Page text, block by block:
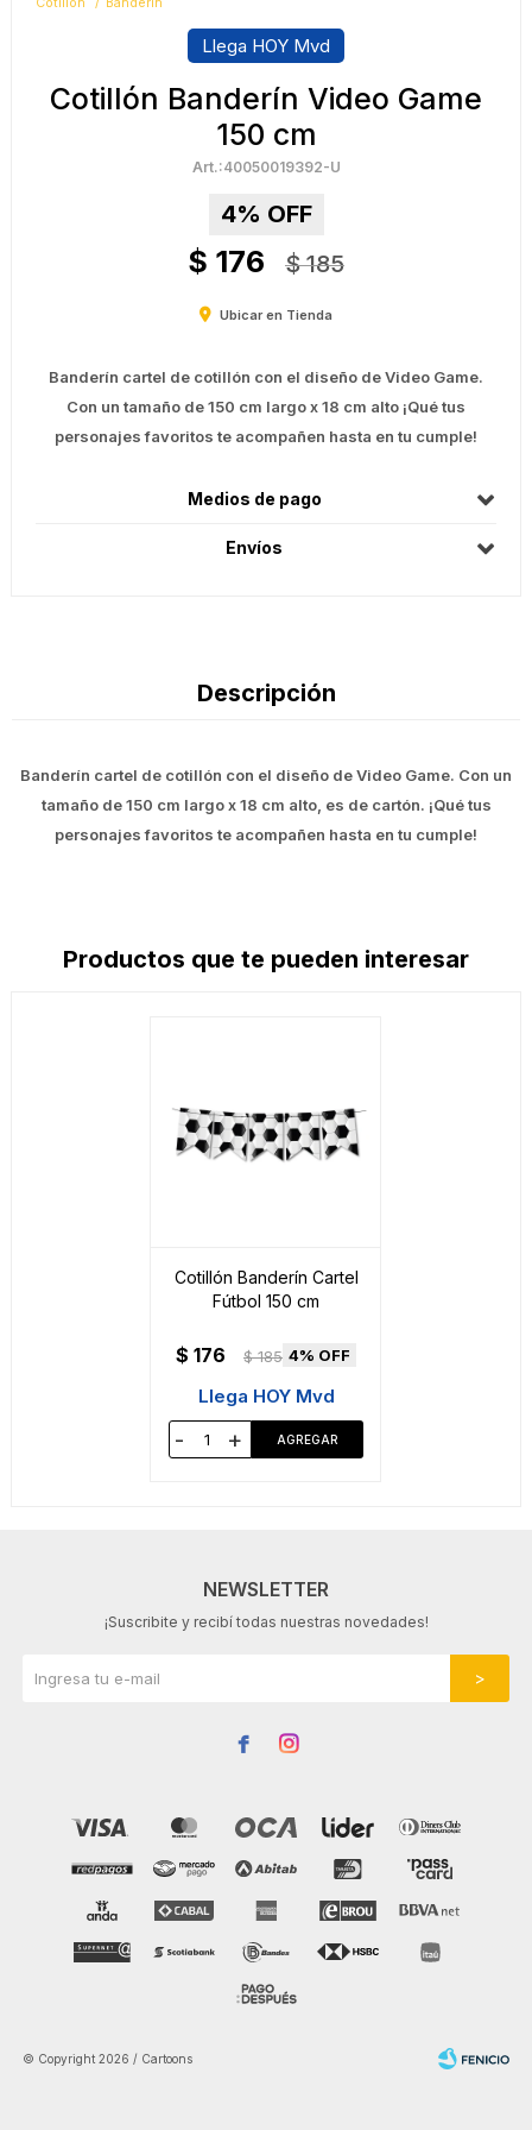
Cotillón Banderín
Llega HOY Mvd
Cotillón Banderín Video Game
150 cm
40050019392-U
4
$ 176 $ 185
Ubicar en Tienda
Banderín cartel de cotillón con el diseño de Video Game.
Con un tamaño de 150 cm largo x 18 cm alto ¡Qué tus
personajes favoritos te acompañen hasta en tu cumple!
Medios de pago
Envíos
Descripción
Banderín cartel de cotillón con el diseño de Video Game. Con un
tamaño de 150 cm largo x 18 cm alto, es de cartón. ¡Qué tus
personajes favoritos te acompañen hasta en tu cumple!
Productos que te pueden interesar
Cotillón Banderín Cartel
Fútbol 150 cm
$ 176 $ 185 4
Llega HOY Mvd
- +
NEWSLETTER
¡Suscribite y recibí todas nuestras novedades!
 
© Copyright 2026 / Cartoons